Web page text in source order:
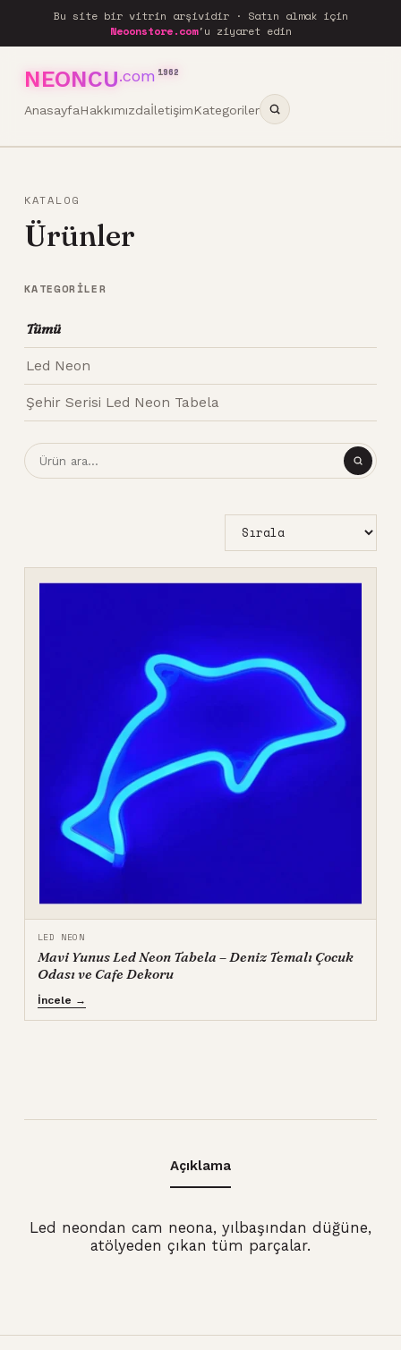
Bu site bir vitrin arşividir · Satın almak için
Neoonstore.com'u ziyaret edin
NEONCU.com 1962
AnasayfaHakkımızdaİletişimKategoriler
KATALOG
Ürünler
KATEGORILER
Tümü
Led Neon
Şehir Serisi Led Neon Tabela
LED NEON
Mavi Yunus Led Neon Tabela – Deniz Temalı Çocuk
Odası ve Cafe Dekoru
İncele →
Açıklama
Led neondan cam neona, yılbaşından düğüne,
atölyeden çıkan tüm parçalar.